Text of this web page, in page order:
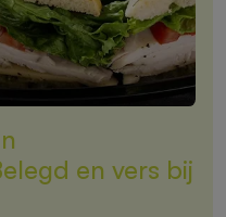
en vers bij